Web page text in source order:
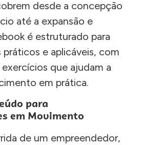
desde a concepção
até a expansão e
é estruturado para
e aplicáveis, com
que ajudam a
em prática.
para
em Movimento
de um empreendedor,